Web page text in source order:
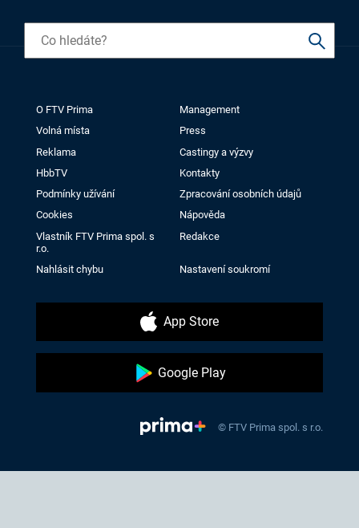
O FTV Prima
Management
Volná místa
Press
Reklama
Castingy a výzvy
HbbTV
Kontakty
Podmínky užívání
Zpracování osobních údajů
Cookies
Nápověda
Vlastník FTV Prima spol. s
r.o.
Redakce
Nahlásit chybu Nastavení soukromí
App Store
Google Play
© FTV Prima spol. s r.o.